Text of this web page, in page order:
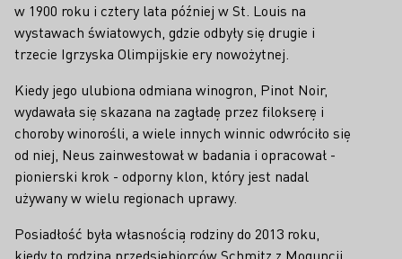
w 1900 roku i cztery lata później w St. Louis na
wystawach światowych, gdzie odbyły się drugie i
trzecie Igrzyska Olimpijskie ery nowożytnej.
Kiedy jego ulubiona odmiana winogron, Pinot Noir,
wydawała się skazana na zagładę przez filokserę i
choroby winorośli, a wiele innych winnic odwróciło się
od niej, Neus zainwestował w badania i opracował -
pionierski krok - odporny klon, który jest nadal
używany w wielu regionach uprawy.
Posiadłość była własnością rodziny do 2013 roku,
kiedy to rodzina przedsiębiorców Schmitz z Moguncji